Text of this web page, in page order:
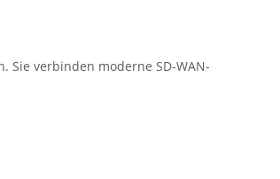
Sie verbinden moderne SD-WAN-